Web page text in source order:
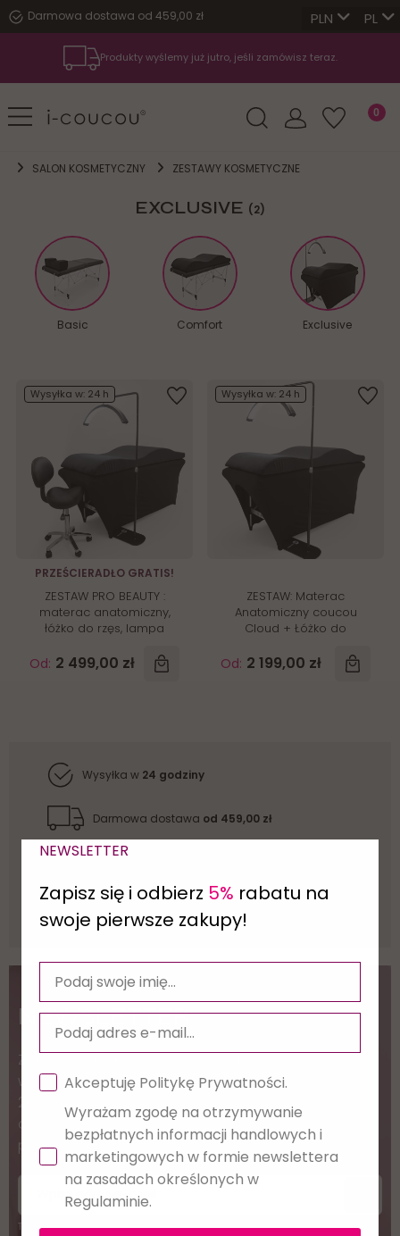
Darmowa dostawa od 459,00 zł
Produkty wyślemy już jutro, jeśli zamówisz teraz.
PL
SALON KOSMETYCZNY ZESTAWY KOSMETYCZNE
EXCLUSIVE (2)
Basic Comfort Exclusive
Wysyłka w: 24 h
PRZEŚCIERADŁO GRATIS!
ZESTAW PRO BEAUTY :
materac anatomiczny,
łóżko do rzęs, lampa
prześcieradło
Od: 2 499,00 zł
Wysyłka w: 24 h
ZESTAW: Materac
Anatomiczny coucou
Cloud + Łóżko do
Lampa kosmetyczna POL
Moon + prześcieradło
Od: 2 199,00 zł
Wysyłka w 24 godziny
Darmowa dostawa od 459,00 zł
Wiarygodne
NEWSLETTER
Zapisz się i pobierz darmowy e-book "Co warto
wiedzieć przed otwarciem Salonu Stylizacji Rzęs w
2025 roku?" Podaj swój adres e-mail, jeżeli chcesz
otrzymywać informacje o nowościach i
promocjach.
Twoje dane będą przetwarzane zgodnie z nasząpolityką prywatności
NEWSLETTER
Zapisz się i odbierz 5% rabatu na
swoje pierwsze zakupy!
Akceptuję Politykę Prywatności.
Wyrażam zgodę na otrzymywanie
bezpłatnych informacji handlowych i
marketingowych w formie newslettera
na zasadach określonych w
Regulaminie.